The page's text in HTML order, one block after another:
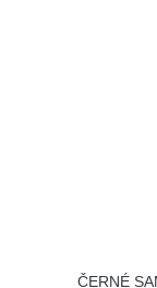
ČERNÉ